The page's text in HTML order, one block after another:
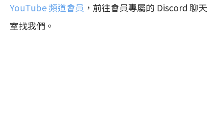
YouTube 頻道會員 ，前往會員專屬的 Discord 聊天
室找我們。